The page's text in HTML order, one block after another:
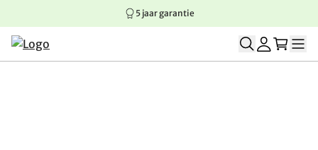
Springen naar hoofdinhoud
Springen naar hoofdnavigatie
Springen naar voettekst
5 jaar garantie